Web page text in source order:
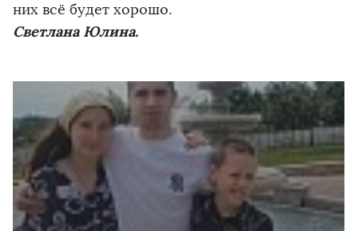
них всё будет хорошо.
Светлана Юлина.